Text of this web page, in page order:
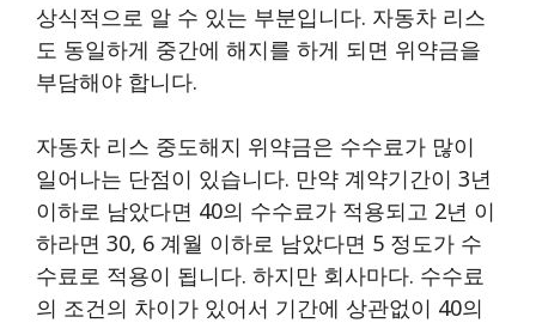
상식적으로 알 수 있는 부분입니다. 자동차 리스
도 동일하게 중간에 해지를 하게 되면 위약금을
부담해야 합니다.
자동차 리스 중도해지 위약금은 수수료가 많이
일어나는 단점이 있습니다. 만약 계약기간이 3년
이하로 남았다면 40의 수수료가 적용되고 2년 이
하라면 30, 6 계월 이하로 남았다면 5 정도가 수
수료로 적용이 됩니다. 하지만 회사마다. 수수료
의 조건의 차이가 있어서 기간에 상관없이 40의